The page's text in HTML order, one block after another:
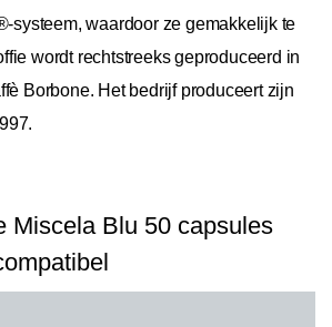
systeem, waardoor ze gemakkelijk te
wordt rechtstreeks geproduceerd in
Borbone. Het bedrijf produceert zijn
Miscela Blu 50 capsules